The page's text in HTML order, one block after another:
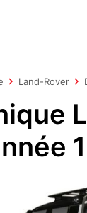
Land-Rover